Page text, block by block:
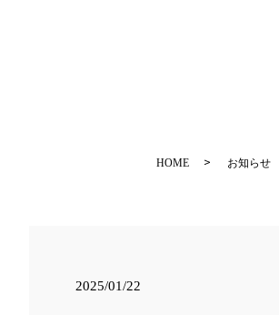
HOME お知らせ
2025/01/22